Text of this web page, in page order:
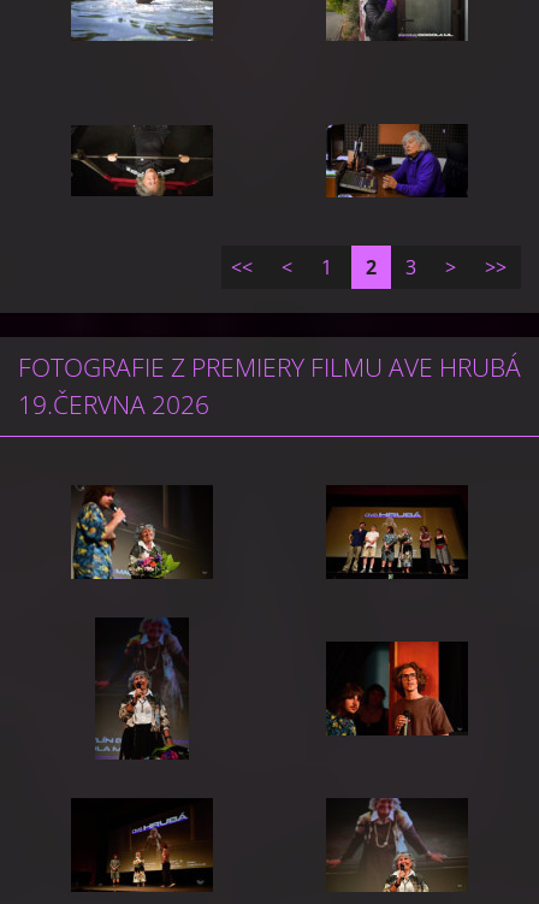
<< < 1 2 3 > >>
FOTOGRAFIE Z PREMIERY FILMU AVE HRUBÁ
19.ČERVNA 2026